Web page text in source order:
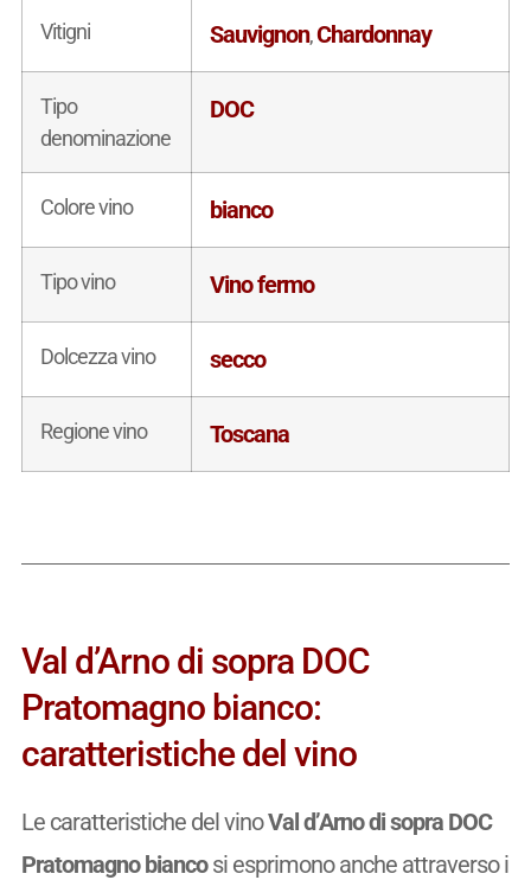
Vitigni Sauvignon,Chardonnay
Tipo
denominazione
DOC
Colore vino bianco
Tipo vino Vino fermo
Dolcezza vino secco
Regione vino Toscana
Val d’Arno di sopra DOC
Pratomagno bianco:
caratteristiche del vino
Le caratteristiche del vinoVal d’Arno di sopra DOC
Pratomagno biancosi esprimono anche attraverso i